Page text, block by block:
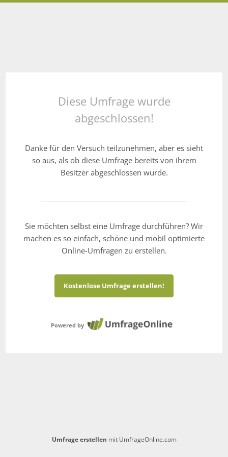
Diese Umfrage wurde
abgeschlossen!
Danke für den Versuch teilzunehmen, aber es sieht
so aus, als ob diese Umfrage bereits von ihrem
Besitzer abgeschlossen wurde.
Sie möchten selbst eine Umfrage durchführen? Wir
machen es so einfach, schöne und mobil optimierte
Online-Umfragen zu erstellen.
Kostenlose Umfrage erstellen!
Powered by
Umfrage erstellen mit UmfrageOnline.com